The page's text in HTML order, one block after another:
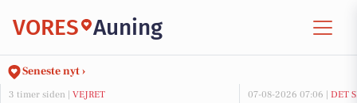
VORES Auning
Seneste nyt ›
3 timer siden | VEJRET 07-08-2026 07:06 | DET